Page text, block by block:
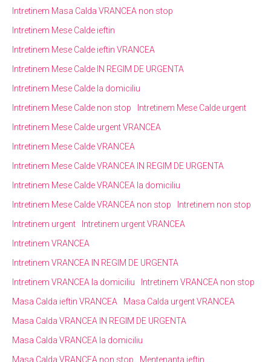
Intretinem Masa Calda VRANCEA non stop
Intretinem Mese Calde ieftin
Intretinem Mese Calde ieftin VRANCEA
Intretinem Mese Calde IN REGIM DE URGENTA
Intretinem Mese Calde la domiciliu
Intretinem Mese Calde non stop
Intretinem Mese Calde urgent
Intretinem Mese Calde urgent VRANCEA
Intretinem Mese Calde VRANCEA
Intretinem Mese Calde VRANCEA IN REGIM DE URGENTA
Intretinem Mese Calde VRANCEA la domiciliu
Intretinem Mese Calde VRANCEA non stop
Intretinem non stop
Intretinem urgent
Intretinem urgent VRANCEA
Intretinem VRANCEA
Intretinem VRANCEA IN REGIM DE URGENTA
Intretinem VRANCEA la domiciliu
Intretinem VRANCEA non stop
Masa Calda ieftin VRANCEA
Masa Calda urgent VRANCEA
Masa Calda VRANCEA IN REGIM DE URGENTA
Masa Calda VRANCEA la domiciliu
Masa Calda VRANCEA non stop
Mentenanta ieftin